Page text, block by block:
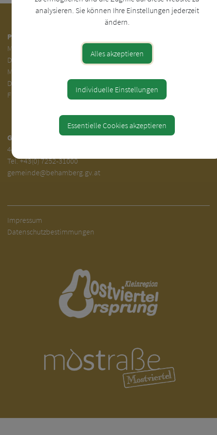
Parteienverkehr:
Mo.
Di.
7.00 - 12.00 und 13.00 - 18.00 Uhr
Mi. 7.00 - 12.00 Uhr
Do. 7.00 - 12.00 und 14.00 - 16.00 Uhr
Fr. 7.00 - 12.00 Uhr
Gemeinde Behamberg
4441 Behamberg 30
Tel.+43(0) 7252-31000
gemeinde@behamberg.gv.at
Impressum
Datenschutzbestimmungen
analysieren. Sie können Ihre Einstellungen jederzeit
ändern.
Alles akzeptieren
Individuelle Einstellungen
Essentielle Cookies akzeptieren